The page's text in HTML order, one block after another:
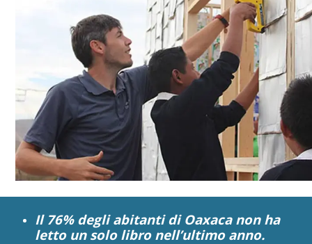
Il 76% degli abitanti di Oaxaca non ha
letto un solo libro nell’ultimo anno.